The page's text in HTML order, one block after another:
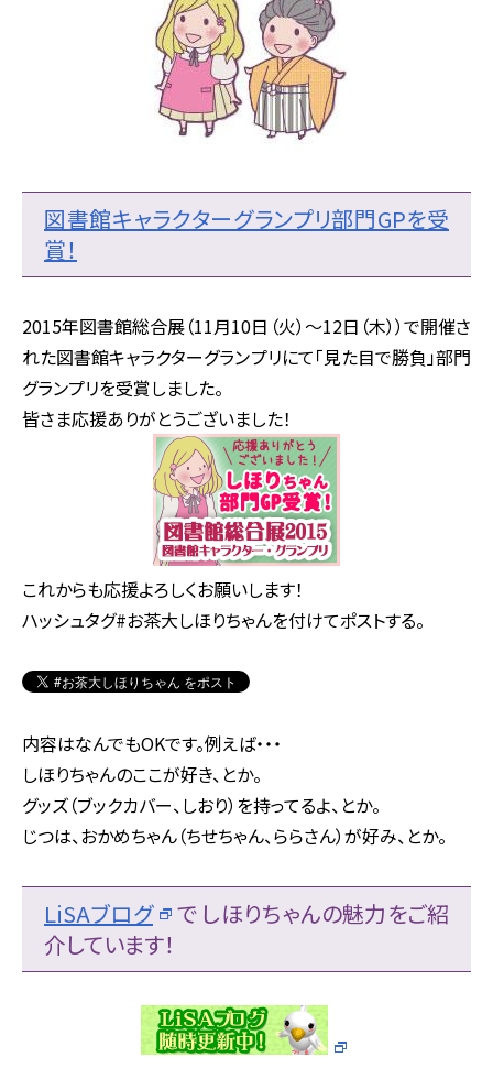
図書館キャラクターグランプリ部門GPを受
賞！
2015年図書館総合展（11月10日（火）～12日（木））で開催さ
れた図書館キャラクターグランプリにて「見た目で勝負」部門
グランプリを受賞しました。
皆さま応援ありがとうございました！
これからも応援よろしくお願いします！
ハッシュタグ#お茶大しほりちゃんを付けてポストする。
内容はなんでもOKです。例えば・・・
しほりちゃんのここが好き、とか。
グッズ（ブックカバー、しおり）を持ってるよ、とか。
じつは、おかめちゃん（ちせちゃん、ららさん）が好み、とか。
LiSAブログ
で しほりちゃんの魅力をご紹
介しています！